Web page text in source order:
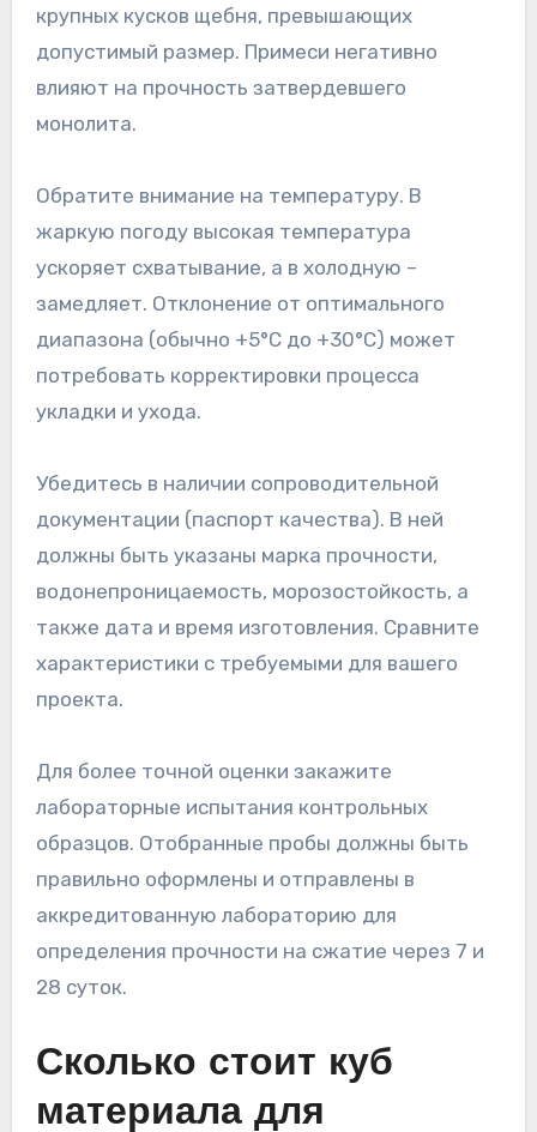
крупных кусков щебня, превышающих
допустимый размер. Примеси негативно
влияют на прочность затвердевшего
монолита.
Обратите внимание на температуру. В
жаркую погоду высокая температура
ускоряет схватывание, а в холодную –
замедляет. Отклонение от оптимального
диапазона (обычно +5°C до +30°C) может
потребовать корректировки процесса
укладки и ухода.
Убедитесь в наличии сопроводительной
документации (паспорт качества). В ней
должны быть указаны марка прочности,
водонепроницаемость, морозостойкость, а
также дата и время изготовления. Сравните
характеристики с требуемыми для вашего
проекта.
Для более точной оценки закажите
лабораторные испытания контрольных
образцов. Отобранные пробы должны быть
правильно оформлены и отправлены в
аккредитованную лабораторию для
определения прочности на сжатие через 7 и
28 суток.
Сколько стоит куб
материала для